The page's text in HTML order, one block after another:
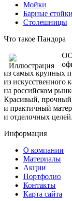
Мойки
Барные стойки
Столешницы
Что такое Пандора
из самых крупных
из искусственного
на российском
Красивый,
и практичный
и отделочных целей.
Информация
О компании
Материалы
Акции
Портфолио
Контакты
Карта сайта